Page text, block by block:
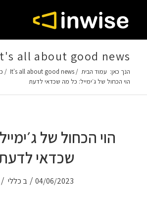
all about good news
הנך כאן: עמוד הבית /
It's all about good news
/
הוי הכחול של ג׳ימייל: כל מה שכדאי לדעת
הוי הכחול של
שכדאי
04/06/2023
/ ב כללי /